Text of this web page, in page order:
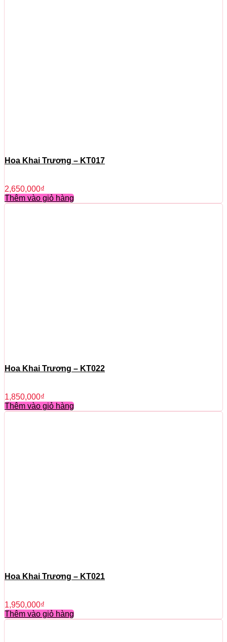
Hoa Khai Trương – KT017
2,650,000₫
Thêm vào giỏ hàng
Hoa Khai Trương – KT022
1,850,000₫
Thêm vào giỏ hàng
Hoa Khai Trương – KT021
1,950,000₫
Thêm vào giỏ hàng